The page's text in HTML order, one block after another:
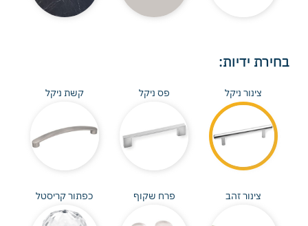
בחירת ידיות:
צינור ניקל פס ניקל קשת ניקל
צינור זהב פרח שקוף כפתור קריסטל